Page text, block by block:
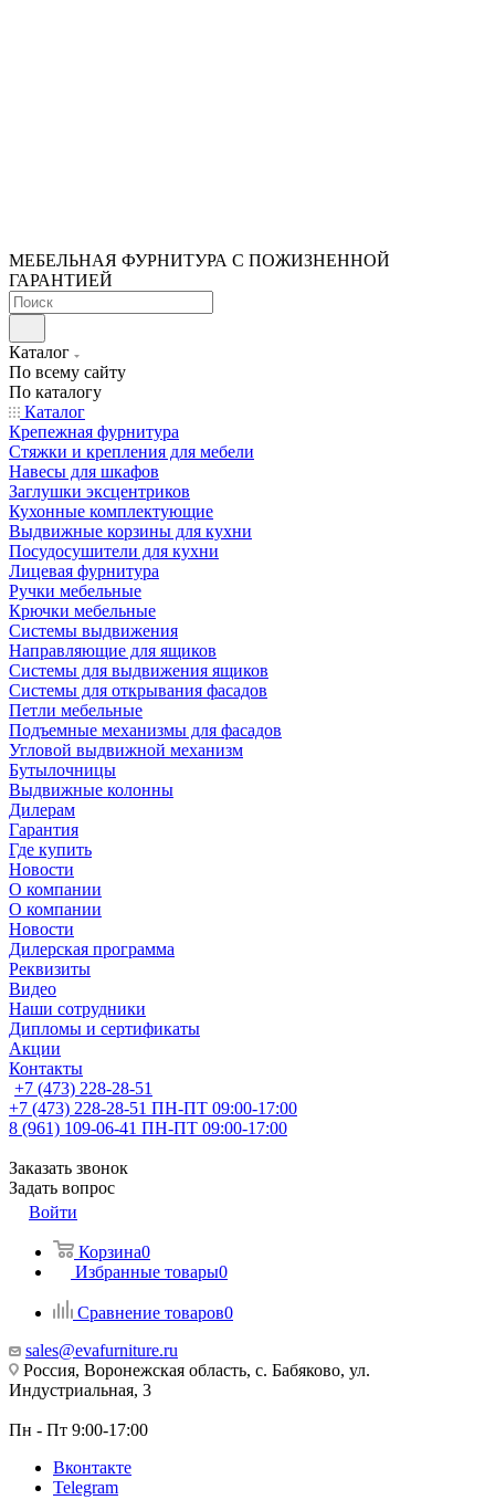
МЕБЕЛЬНАЯ ФУРНИТУРА С ПОЖИЗНЕННОЙ
ГАРАНТИЕЙ
Каталог
По всему сайту
По каталогу
Каталог
Крепежная фурнитура
Стяжки и крепления для мебели
Навесы для шкафов
Заглушки эксцентриков
Кухонные комплектующие
Выдвижные корзины для кухни
Посудосушители для кухни
Лицевая фурнитура
Ручки мебельные
Крючки мебельные
Системы выдвижения
Направляющие для ящиков
Системы для выдвижения ящиков
Системы для открывания фасадов
Петли мебельные
Подъемные механизмы для фасадов
Угловой выдвижной механизм
Бутылочницы
Выдвижные колонны
Дилерам
Гарантия
Где купить
Новости
О компании
О компании
Новости
Дилерская программа
Реквизиты
Видео
Наши сотрудники
Дипломы и сертификаты
Акции
Контакты
+7 (473) 228-28-51
+7 (473) 228-28-51 ПН-ПТ 09:00-17:00
8 (961) 109-06-41 ПН-ПТ 09:00-17:00
Заказать звонок
Задать вопрос
Войти
Корзина0
Избранные товары0
Сравнение товаров0
sales@evafurniture.ru
Россия, Воронежская область, с. Бабяково, ул.
Индустриальная, 3
Пн - Пт 9:00-17:00
Вконтакте
Telegram